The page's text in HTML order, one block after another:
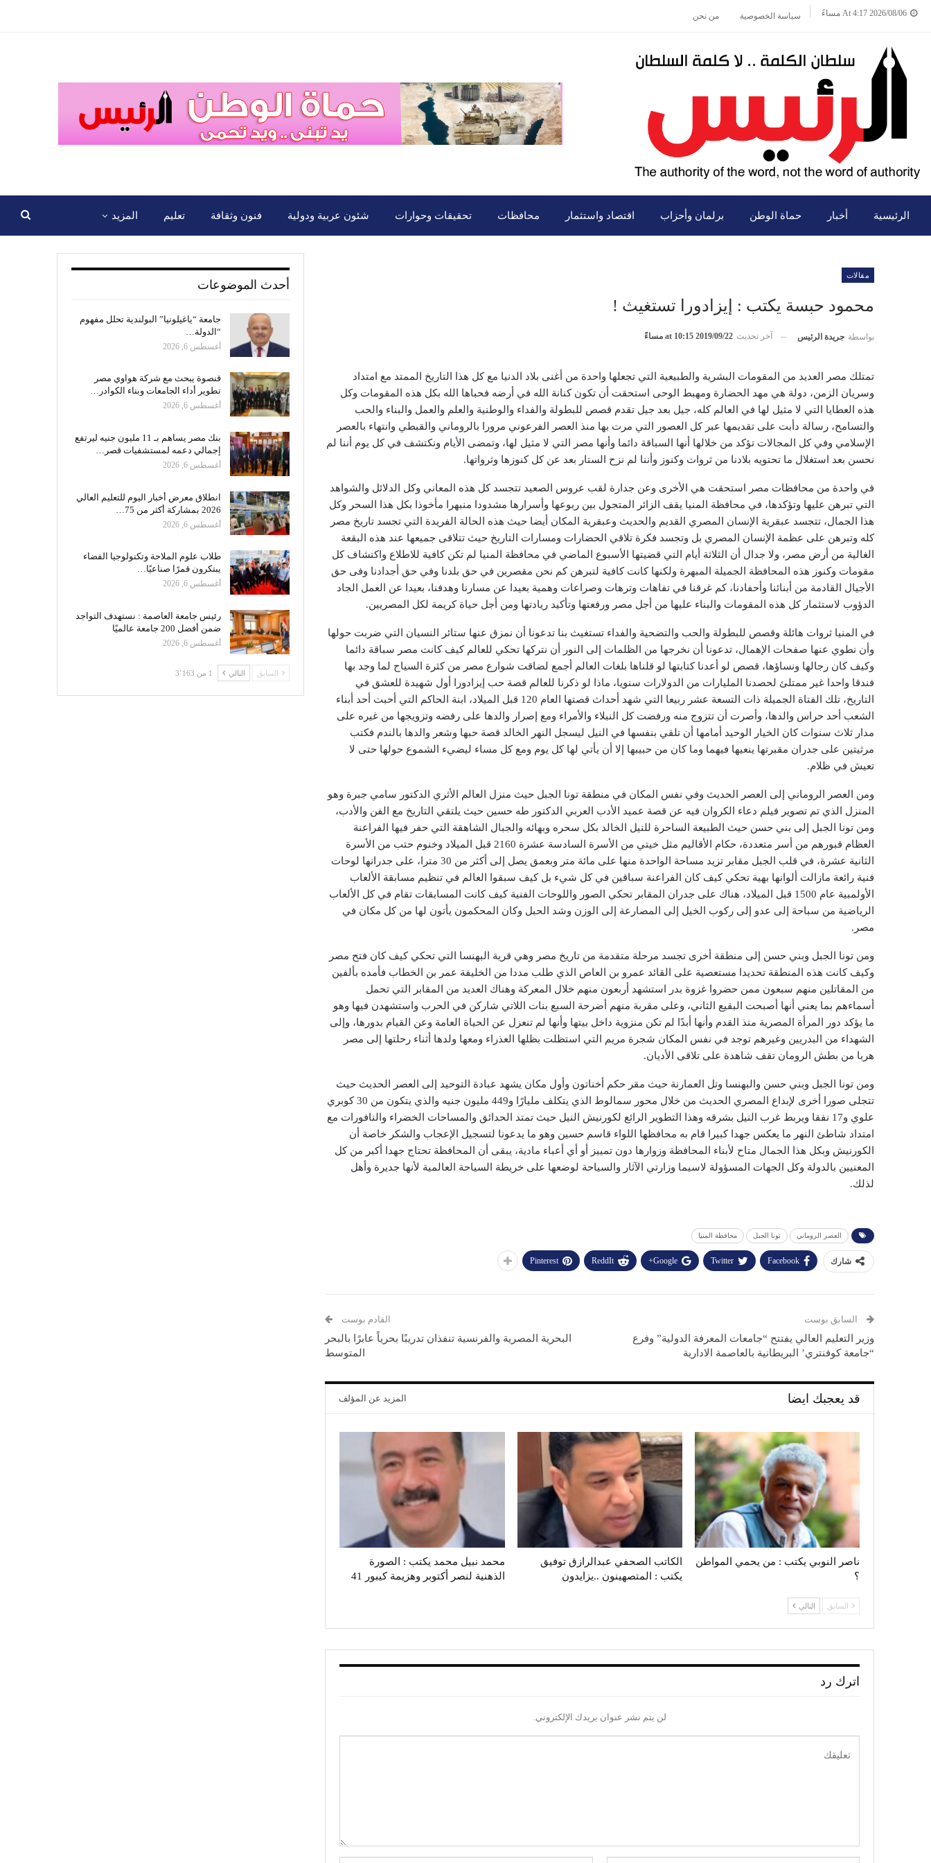
2026/08/06 At 4:17 مساءً سياسة الخصوصية من نحن
الرئيسية أخبار حماة الوطن برلمان وأحزاب اقتصاد واستثمار محافظات تحقيقات وحوارات شئون عربية ودولية فنون وثقافة تعليم المزيد
مقالات
محمود حبسة يكتب : إيزادورا تستغيث !
بواسطة جريدة الرئيس آخر تحديث 2019/09/22 at 10:15 مساءً
تمتلك مصر العديد من المقومات البشرية والطبيعية التي تجعلها واحدة من أغنى بلاد الدنيا مع كل هذا التاريخ الممتد مع امتداد
وسريان الزمن، دولة هي مهد الحضارة ومهبط الوحى استحقت أن تكون كنانة الله في أرضه فحباها الله بكل هذه المقومات وكل
هذه العطايا التي لا مثيل لها في العالم كله، جيل بعد جيل تقدم قصص للبطولة والفداء والوطنية والعلم والعمل والبناء والحب
والتسامح، رسالة دأبت على تقديمها عبر كل العصور التي مرت بها منذ العصر الفرعوني مرورا بالروماني والقبطي وانتهاء بالعصر
الإسلامي وفي كل المجالات تؤكد من خلالها أنها السباقة دائما وأنها مصر التي لا مثيل لها، وتمضى الأيام ونكتشف في كل يوم أننا لم
نحسن بعد استغلال ما تحتويه بلادنا من ثروات وكنوز وأننا لم نزح الستار بعد عن كل كنوزها وثرواتها.
في واحدة من محافظات مصر استحقت هي الأخرى وعن جدارة لقب عروس الصعيد تتجسد كل هذه المعاني وكل الدلائل والشواهد
التي تبرهن عليها وتؤكدها، في محافظة المنيا يقف الزائر المتجول بين ربوعها وأسرارها مشدودا منبهرا مأخوذا بكل هذا السحر وكل
هذا الجمال، تتجسد عبقرية الإنسان المصري القديم والحديث وعبقرية المكان أيضا حيث هذه الحالة الفريدة التي تجسد تاريخ مصر
كله وتبرهن على عظمة الإنسان المصري بل وتجسد فكرة تلاقي الحضارات ومسارات التاريخ حيث تتلاقى جميعها عند هذه البقعة
الغالية من أرض مصر، ولا جدال أن الثلاثة أيام التي قضيتها الأسبوع الماضي في محافظة المنيا لم تكن كافية للاطلاع واكتشاف كل
مقومات وكنوز هذه المحافظة الجميلة المبهرة ولكنها كانت كافية لتبرهن كم نحن مقصرين في حق بلدنا وفي حق أجدادنا وفى حق
الأجيال القادمة من أبنائنا وأحفادنا، كم غرقنا في تفاهات وترهات وصراعات وهمية بعيدا عن مسارنا وهدفنا، بعيدا عن العمل الجاد
الدؤوب لاستثمار كل هذه المقومات والبناء عليها من أجل مصر ورفعتها وتأكيد ريادتها ومن أجل حياة كريمة لكل المصريين.
في المنيا ثروات هائلة وقصص للبطولة والحب والتضحية والفداء تستغيث بنا تدعونا أن نمزق عنها ستائر النسيان التي ضربت حولها
وأن نطوي عنها صفحات الإهمال، تدعونا أن نخرجها من الظلمات إلى النور أن نتركها تحكي للعالم كيف كانت مصر سباقة دائما
وكيف كان رجالها ونساؤها، قصص لو أعدنا كتابتها لو قلناها بلغات العالم أجمع لضاقت شوارع مصر من كثرة السياح لما وجد بها
فندقا واحدا غير ممتلئ لحصدنا المليارات من الدولارات سنويا، ماذا لو ذكرنا للعالم قصة حب إيزادورا أول شهيدة للعشق في
التاريخ، تلك الفتاة الجميلة ذات التسعة عشر ربيعا التي شهد أحداث قصتها العام 120 قبل الميلاد، ابنة الحاكم التي أحبت أحد أبناء
الشعب أحد حراس والدها، وأصرت أن تتزوج منه ورفضت كل النبلاء والأمراء ومع إصرار والدها على رفضه وتزويجها من غيره على
مدار ثلاث سنوات كان الخيار الوحيد أمامها أن تلقي بنفسها في النيل ليسجل النهر الخالد قصة حبها وشعر والدها بالندم فكتب
مرثيتين على جدران مقبرتها ينعيها فيهما وما كان من حبيبها إلا أن يأتي لها كل يوم ومع كل مساء ليضيء الشموع حولها حتى لا
تعيش في ظلام.
ومن العصر الروماني إلى العصر الحديث وفي نفس المكان في منطقة تونا الجبل حيث منزل العالم الأثري الدكتور سامي جبرة وهو
المنزل الذي تم تصوير فيلم دعاء الكروان فيه عن قصة عميد الأدب العربي الدكتور طه حسين حيث يلتقي التاريخ مع الفن والأدب،
ومن تونا الجبل إلى بني حسن حيث الطبيعة الساحرة للنيل الخالد بكل سحره وبهائه والجبال الشاهقة التي حفر فيها الفراعنة
العظام قبورهم من أسر متعددة، حكام الأقاليم مثل خيتي من الأسرة السادسة عشرة 2160 قبل الميلاد وخنوم حتب من الأسرة
الثانية عشرة، في قلب الجبل مقابر تزيد مساحة الواحدة منها على مائة متر وبعمق يصل إلى أكثر من 30 مترا، على جدرانها لوحات
فنية رائعة مازالت ألوانها بهية تحكي كيف كان الفراعنة سباقين في كل شيء بل كيف سبقوا العالم في تنظيم مسابقة الألعاب
الأولمبية عام 1500 قبل الميلاد، هناك على جدران المقابر تحكي الصور واللوحات الفنية كيف كانت المسابقات تقام في كل الألعاب
الرياضية من سباحة إلى عدو إلى ركوب الخيل إلى المصارعة إلى الوزن وشد الحبل وكان المحكمون يأتون لها من كل مكان في
مصر.
ومن تونا الجبل وبني حسن إلى منطقة أخرى تجسد مرحلة متقدمة من تاريخ مصر وهي قرية البهنسا التي تحكي كيف كان فتح مصر
وكيف كانت هذه المنطقة تحديدا مستعصية على القائد عمرو بن العاص الذي طلب مددا من الخليفة عمر بن الخطاب فأمده بألفين
من المقاتلين منهم سبعون ممن حضروا غزوة بدر استشهد أربعون منهم خلال المعركة وهناك العديد من المقابر التي تحمل
أسماءهم بما يعني أنها أصبحت البقيع الثاني، وعلى مقربة منهم أضرحة السبع بنات اللاتي شاركن في الحرب واستشهدن فيها وهو
ما يؤكد دور المرأة المصرية منذ القدم وأنها أبدًا لم تكن منزوية داخل بيتها وأنها لم تنعزل عن الحياة العامة وعن القيام بدورها، وإلى
الشهداء من البدريين وغيرهم توجد في نفس المكان شجرة مريم التي استظلت بظلها العذراء ومعها ولدها أثناء رحلتها إلى مصر
هربا من بطش الرومان تقف شاهدة على تلاقى الأديان.
ومن تونا الجبل وبني حسن والبهنسا وتل العمارنة حيث مقر حكم أخناتون وأول مكان يشهد عبادة التوحيد إلى العصر الحديث حيث
تتجلى صورا أخرى لإبداع المصري الحديث من خلال محور سمالوط الذي يتكلف مليارًا و449 مليون جنيه والذي يتكون من 30 كوبري
علوي و17 نفقا ويربط غرب النيل بشرقه وهذا التطوير الرائع لكورنيش النيل حيث تمتد الحدائق والمساحات الخضراء والنافورات مع
امتداد شاطئ النهر ما يعكس جهدا كبيرا قام به محافظها اللواء قاسم حسين وهو ما يدعونا لتسجيل الإعجاب والشكر خاصة أن
الكورنيش وبكل هذا الجمال متاح لأبناء المحافظة وزوارها دون تمييز أو أي أعباء مادية، يبقى أن المحافظة تحتاج جهدا أكبر من كل
المعنيين بالدولة وكل الجهات المسؤولة لاسيما وزارتي الآثار والسياحة لوضعها على خريطة السياحة العالمية لأنها جديرة وأهل
لذلك.
العصر الروماني تونا الجبل محافظة المنيا
شارك Facebook
Twitter
Google+
ReddIt
Pinterest
السابق بوست
وزير التعليم العالي يفتتح “جامعات المعرفة الدولية” وفرع
“جامعة كوفنتري’ البريطانية بالعاصمة الادارية
القادم بوست
البحرية المصرية والفرنسية تنفذان تدريبًا بحرياً عابرًا بالبحر
المتوسط
قد يعجبك ايضا المزيد عن المؤلف
ناصر النوبي يكتب : من يحمي المواطن
؟
الكاتب الصحفي عبدالرازق‭ ‬توفيق
يكتب : المتصهينون‭.. ‬يزايدون
محمد نبيل محمد يكتب : الصورة
الذهنية لنصر أكتوبر وهزيمة كيبور 41
السابق التالي
اترك رد
لن يتم نشر عنوان بريدك الإلكتروني.
أحدث الموضوعات
جامعة “ياغيلونيا” البولندية تحلل مفهوم
“الدولة…
أغسطس 6, 2026
قنصوة يبحث مع شركة هواوي مصر
تطوير أداء الجامعات وبناء الكوادر…
أغسطس 6, 2026
بنك مصر يساهم بـ 11 مليون جنيه ليرتفع
إجمالي دعمه لمستشفيات قصر…
أغسطس 6, 2026
انطلاق معرض أخبار اليوم للتعليم العالي
2026 بمشاركة أكثر من 75…
أغسطس 6, 2026
طلاب علوم الملاحة وتكنولوجيا الفضاء
يبتكرون قمرًا صناعيًا…
أغسطس 6, 2026
رئيس جامعة العاصمة : نستهدف التواجد
ضمن أفضل 200 جامعة عالميًا
أغسطس 6, 2026
السابق التالي 1 من 3٬163